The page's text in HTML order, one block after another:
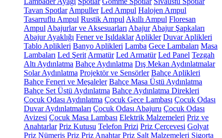
Tavan Spotlar Ampuller Led Ampul Halojen Ampul
Tasarruflu Ampul Rustik Ampul Akıllı Ampul Floresan
Ampul Abajurlar ve Aksesuarları Abajur Abajur Şapkaları
Abajur Ayaklığı Fener ve Işıldaklar Aplikler Duvar Aplikleri
Tablo Aplikleri Banyo Aplikleri Lamba Gece Lambaları Masa
Lambaları Led Şerit Armatür Led Armatür Led Panel Tezgah
Altı Aydınlatma Bahçe Aydınlatma Dış Mekan Aydınlatmalar
Solar Aydınlatma Projektör ve Sensörler Bahçe Aplikleri
Bahçe Feneri ve Meşaleler Bahçe Masa Üstü Aydınlatma
Bahçe Set Üstü Aydınlatma Bahçe Aydınlatma Direkleri
Çocuk Odası Aydınlatma Çocuk Gece Lambası Çocuk Odası
Duvar Aydınlatmaları Çocuk Odası Abajuru Çocuk Odası
Avizesi Çocuk Masa Lambası Elektrik Malzemeleri Priz ve
Anahtarlar Priz Kutusu Telefon Prizi Priz Çerçevesi Golyat
Priz Nümeris Priz Priz Anahtar Priz Şalt Malzemeleri Sigorta